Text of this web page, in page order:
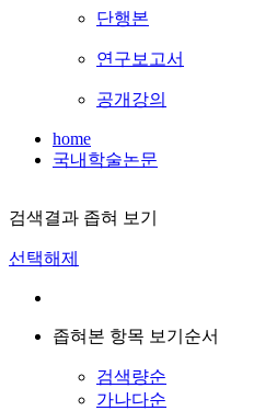
단행본
연구보고서
공개강의
home
국내학술논문
검색결과 좁혀 보기
선택해제
좁혀본 항목 보기순서
검색량순
가나다순